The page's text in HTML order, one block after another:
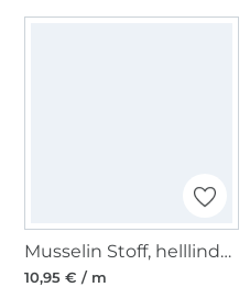
Musselin Stoff, helllindgrün
10,95 € / m